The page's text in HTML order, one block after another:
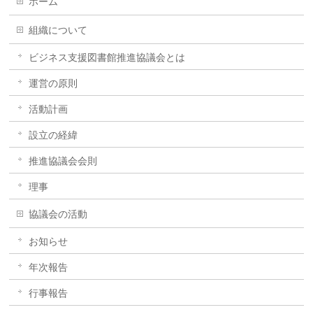
組織について
ビジネス支援図書館推進協議会とは
運営の原則
活動計画
設立の経緯
推進協議会会則
理事
協議会の活動
お知らせ
年次報告
行事報告